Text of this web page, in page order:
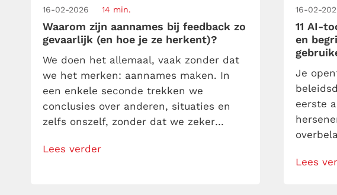
16-02-2026 14 min.
Waarom zijn aannames bij feedback zo
gevaarlijk (en hoe je ze herkent)?
We doen het allemaal, vaak zonder dat
we het merken: aannames maken. In
een enkele seconde trekken we
conclusies over anderen, situaties en
zelfs onszelf, zonder dat we zeker
handig, maar vaker nog zitten deze
Lees verder
16-02-
11 AI-
en
Je
eerste
allang
Lees